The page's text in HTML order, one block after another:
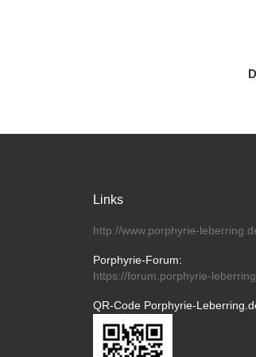
Links
http://www.porphyrie-
Porphyrie-Forum:
https://forum.porphyrie-
QR-Code Porphyrie-